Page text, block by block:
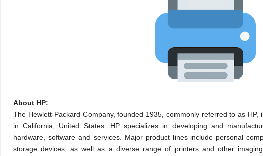
About HP:
The Hewlett-Packard Company, founded 1935, commonly referred to as
in California, United States. HP specializes in developing and
hardware, software and services. Major product lines include personal
storage devices, as well as a diverse range of printers and other